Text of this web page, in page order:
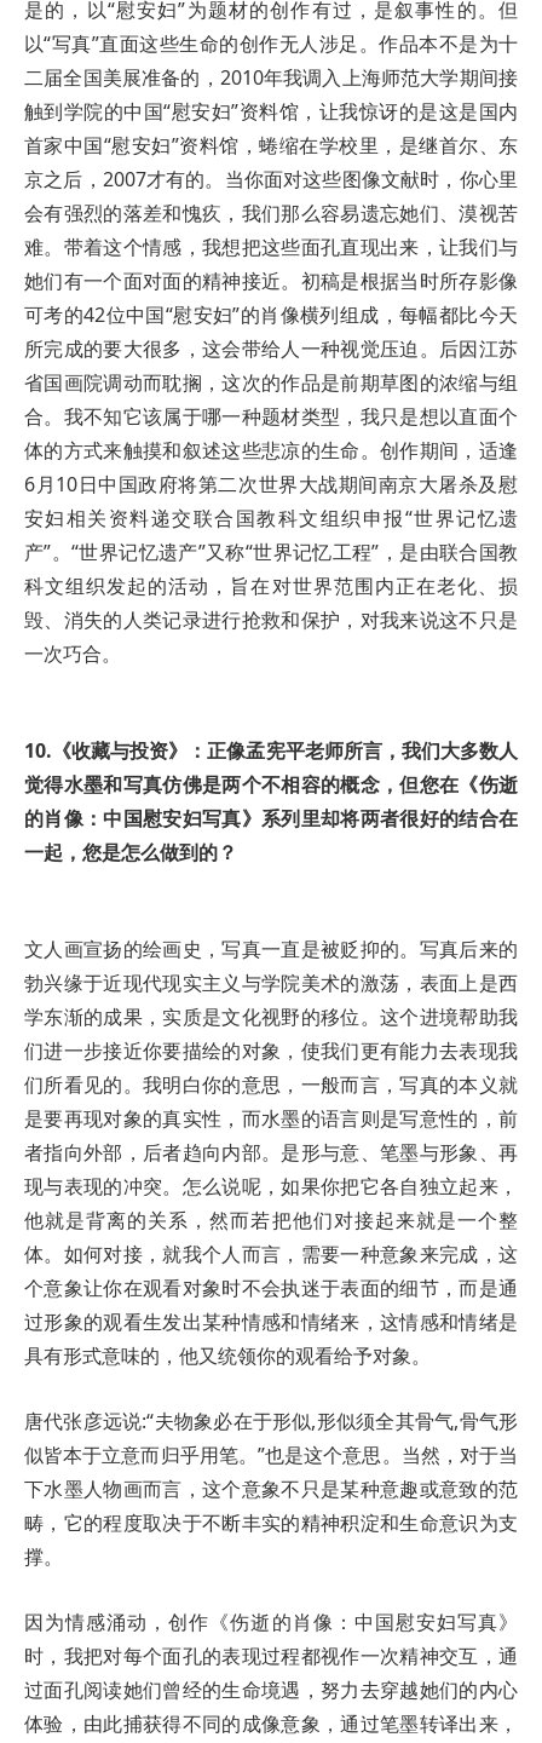
是的，以“慰安妇”为题材的创作有过，是叙事性的。但
以“写真”直面这些生命的创作无人涉足。作品本不是为十
二届全国美展准备的，2010年我调入上海师范大学期间接
触到学院的中国“慰安妇”资料馆，让我惊讶的是这是国内
首家中国“慰安妇”资料馆，蜷缩在学校里，是继首尔、东
京之后，2007才有的。当你面对这些图像文献时，你心里
会有强烈的落差和愧疚，我们那么容易遗忘她们、漠视苦
难。带着这个情感，我想把这些面孔直现出来，让我们与
她们有一个面对面的精神接近。初稿是根据当时所存影像
可考的42位中国“慰安妇”的肖像横列组成，每幅都比今天
所完成的要大很多，这会带给人一种视觉压迫。后因江苏
省国画院调动而耽搁，这次的作品是前期草图的浓缩与组
合。我不知它该属于哪一种题材类型，我只是想以直面个
体的方式来触摸和叙述这些悲凉的生命。创作期间，适逢
6月10日中国政府将第二次世界大战期间南京大屠杀及慰
安妇相关资料递交联合国教科文组织申报“世界记忆遗
产”。“世界记忆遗产”又称“世界记忆工程”，是由联合国教
科文组织发起的活动，旨在对世界范围内正在老化、损
毁、消失的人类记录进行抢救和保护，对我来说这不只是
一次巧合。
10.《收藏与投资》：正像孟宪平老师所言，我们大多数人
觉得水墨和写真仿佛是两个不相容的概念，但您在《伤逝
的肖像：中国慰安妇写真》系列里却将两者很好的结合在
一起，您是怎么做到的？
文人画宣扬的绘画史，写真一直是被贬抑的。写真后来的
勃兴缘于近现代现实主义与学院美术的激荡，表面上是西
学东渐的成果，实质是文化视野的移位。这个进境帮助我
们进一步接近你要描绘的对象，使我们更有能力去表现我
们所看见的。我明白你的意思，一般而言，写真的本义就
是要再现对象的真实性，而水墨的语言则是写意性的，前
者指向外部，后者趋向内部。是形与意、笔墨与形象、再
现与表现的冲突。怎么说呢，如果你把它各自独立起来，
他就是背离的关系，然而若把他们对接起来就是一个整
体。如何对接，就我个人而言，需要一种意象来完成，这
个意象让你在观看对象时不会执迷于表面的细节，而是通
过形象的观看生发出某种情感和情绪来，这情感和情绪是
具有形式意味的，他又统领你的观看给予对象。
唐代张彦远说:“夫物象必在于形似,形似须全其骨气,骨气形
似皆本于立意而归乎用笔。”也是这个意思。当然，对于当
下水墨人物画而言，这个意象不只是某种意趣或意致的范
畴，它的程度取决于不断丰实的精神积淀和生命意识为支
撑。
因为情感涌动，创作《伤逝的肖像：中国慰安妇写真》
时，我把对每个面孔的表现过程都视作一次精神交互，通
过面孔阅读她们曾经的生命境遇，努力去穿越她们的内心
体验，由此捕获得不同的成像意象，通过笔墨转译出来，